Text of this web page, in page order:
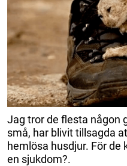
Jag tror de flesta någon
små, har blivit tillsagda
hemlösa husdjur. För de
en sjukdom?.